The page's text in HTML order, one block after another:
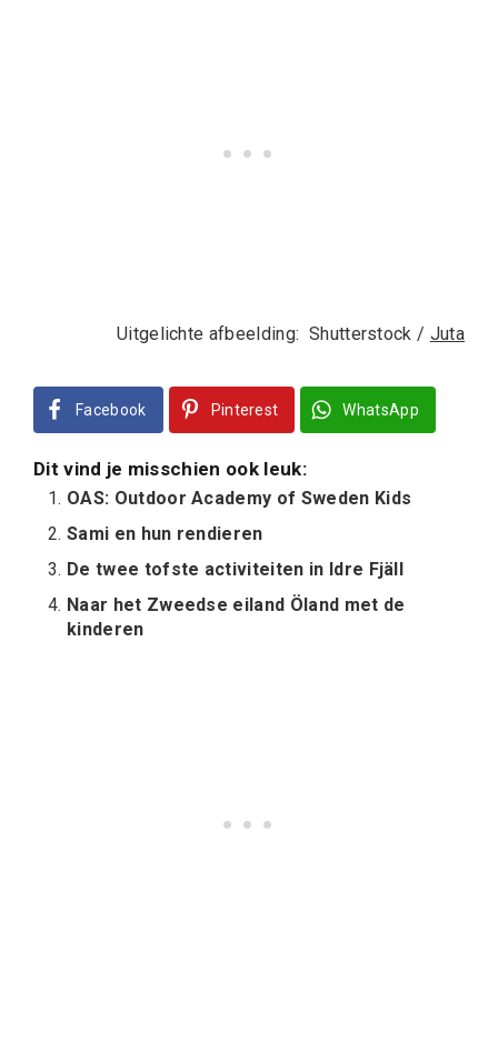
Uitgelichte afbeelding: Shutterstock / Juta
Facebook Pinterest WhatsApp
Dit vind je misschien ook leuk:
OAS: Outdoor Academy of Sweden Kids
Sami en hun rendieren
De twee tofste activiteiten in Idre Fjäll
Naar het Zweedse eiland Öland met de
kinderen